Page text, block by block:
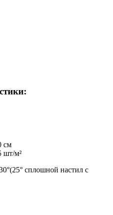
см
шт/м²
сплошной настил с